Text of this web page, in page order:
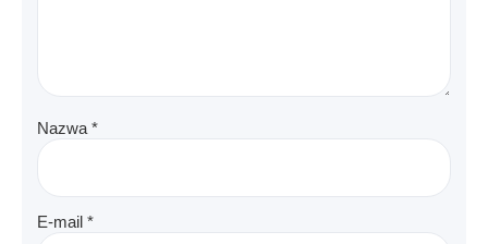
Nazwa *
E-mail *